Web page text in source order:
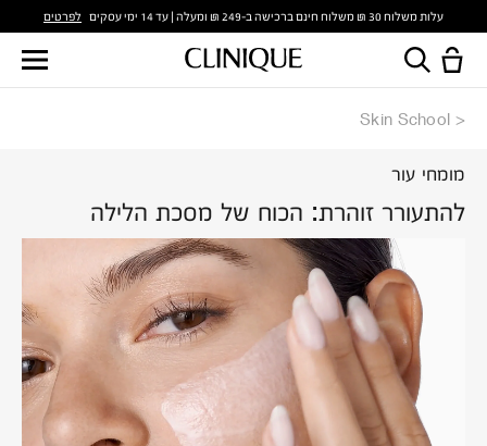
עלות משלוח 30 ₪ משלוח חינם ברכישה ב-249 ₪ ומעלה | עד 14 ימי עסקים לפרטים
Skin School
מומחי עור
להתעורר זוהרת: הכוח של מסכת הלילה